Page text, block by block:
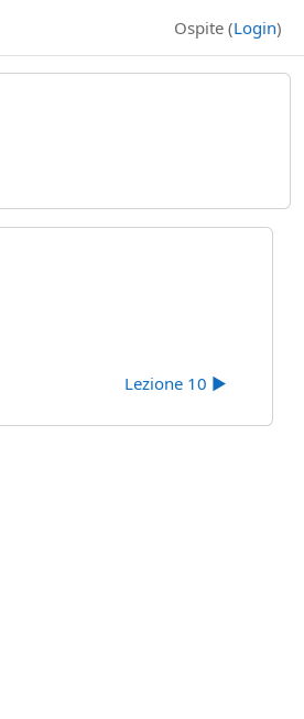
Ospite (Login)
Lezione 10 ▶︎